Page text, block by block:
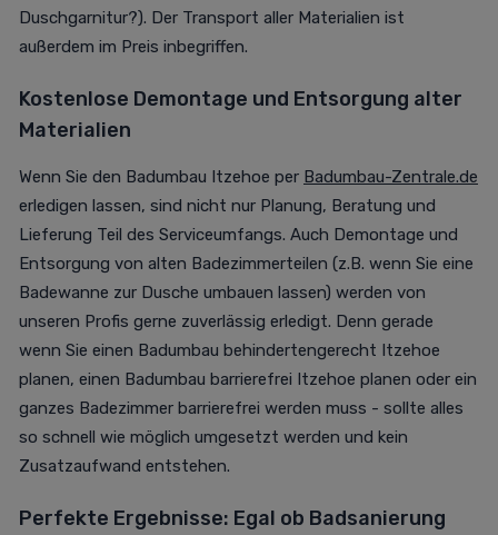
Duschgarnitur?). Der Transport aller Materialien ist
außerdem im Preis inbegriffen.
Kostenlose Demontage und Entsorgung alter
Materialien
Wenn Sie den Badumbau Itzehoe per Badumbau-Zentrale.de
erledigen lassen, sind nicht nur Planung, Beratung und
Lieferung Teil des Serviceumfangs. Auch Demontage und
Entsorgung von alten Badezimmerteilen (z.B. wenn Sie eine
Badewanne zur Dusche umbauen lassen) werden von
unseren Profis gerne zuverlässig erledigt. Denn gerade
wenn Sie einen Badumbau behindertengerecht Itzehoe
planen, einen Badumbau barrierefrei Itzehoe planen oder ein
ganzes Badezimmer barrierefrei werden muss - sollte alles
so schnell wie möglich umgesetzt werden und kein
Zusatzaufwand entstehen.
Perfekte Ergebnisse: Egal ob Badsanierung